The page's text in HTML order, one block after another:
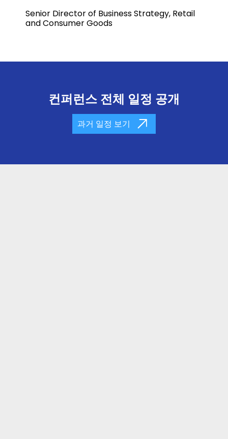
Senior Director of Business Strategy, Retail
and Consumer Goods
컨퍼런스 전체 일정 공개
과거 일정 보기